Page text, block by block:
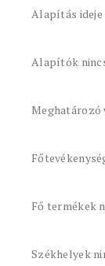
Alapítás
Alapítók
Meghatározó
Fő termékek
Székhelyek